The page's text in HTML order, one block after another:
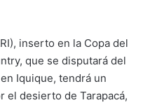
inserto en la Copa del
que se disputará del
Iquique, tendrá un
el desierto de Tarapacá,